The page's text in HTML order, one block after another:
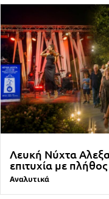
Λευκή Νύχτα
επιτυχία με
Αναλυτικά